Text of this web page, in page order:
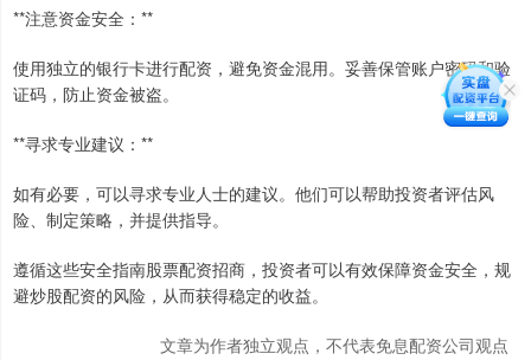
**注意资金安全：**
使用独立的银行卡进行配资，避免资金混用。妥善保管账户密码和验
证码，防止资金被盗。
**寻求专业建议：**
如有必要，可以寻求专业人士的建议。他们可以帮助投资者评估风
险、制定策略，并提供指导。
遵循这些安全指南股票配资招商，投资者可以有效保障资金安全，规
避炒股配资的风险，从而获得稳定的收益。
文章为作者独立观点，不代表免息配资公司观点